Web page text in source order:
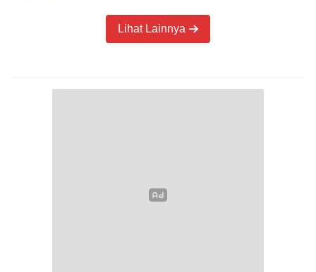
Lihat Lainnya